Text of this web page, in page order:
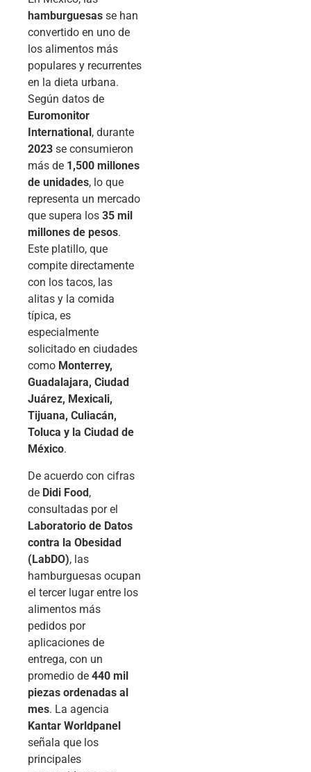
hamburguesas se han
convertido en uno de
los alimentos más
populares y recurrentes
en la dieta urbana.
Según datos de
Euromonitor
International , durante
2023 se consumieron
más de 1,500 millones
de unidades, lo que
representa un mercado
que supera los 35 mil
millones de pesos.
Este platillo, que
compite directamente
con los tacos, las
alitas y la comida
típica, es
especialmente
solicitado en ciudades
como Monterrey,
Guadalajara, Ciudad
Juárez, Mexicali,
Tijuana, Culiacán,
Toluca y la Ciudad de
México.
De acuerdo con cifras
de Didi Food,
consultadas por el
Laboratorio de Datos
contra la Obesidad
(LabDO), las
hamburguesas ocupan
el tercer lugar entre los
alimentos más
pedidos por
aplicaciones de
entrega, con un
promedio de 440 mil
piezas ordenadas al
mes. La agencia
Kantar Worldpanel
señala que los
principales